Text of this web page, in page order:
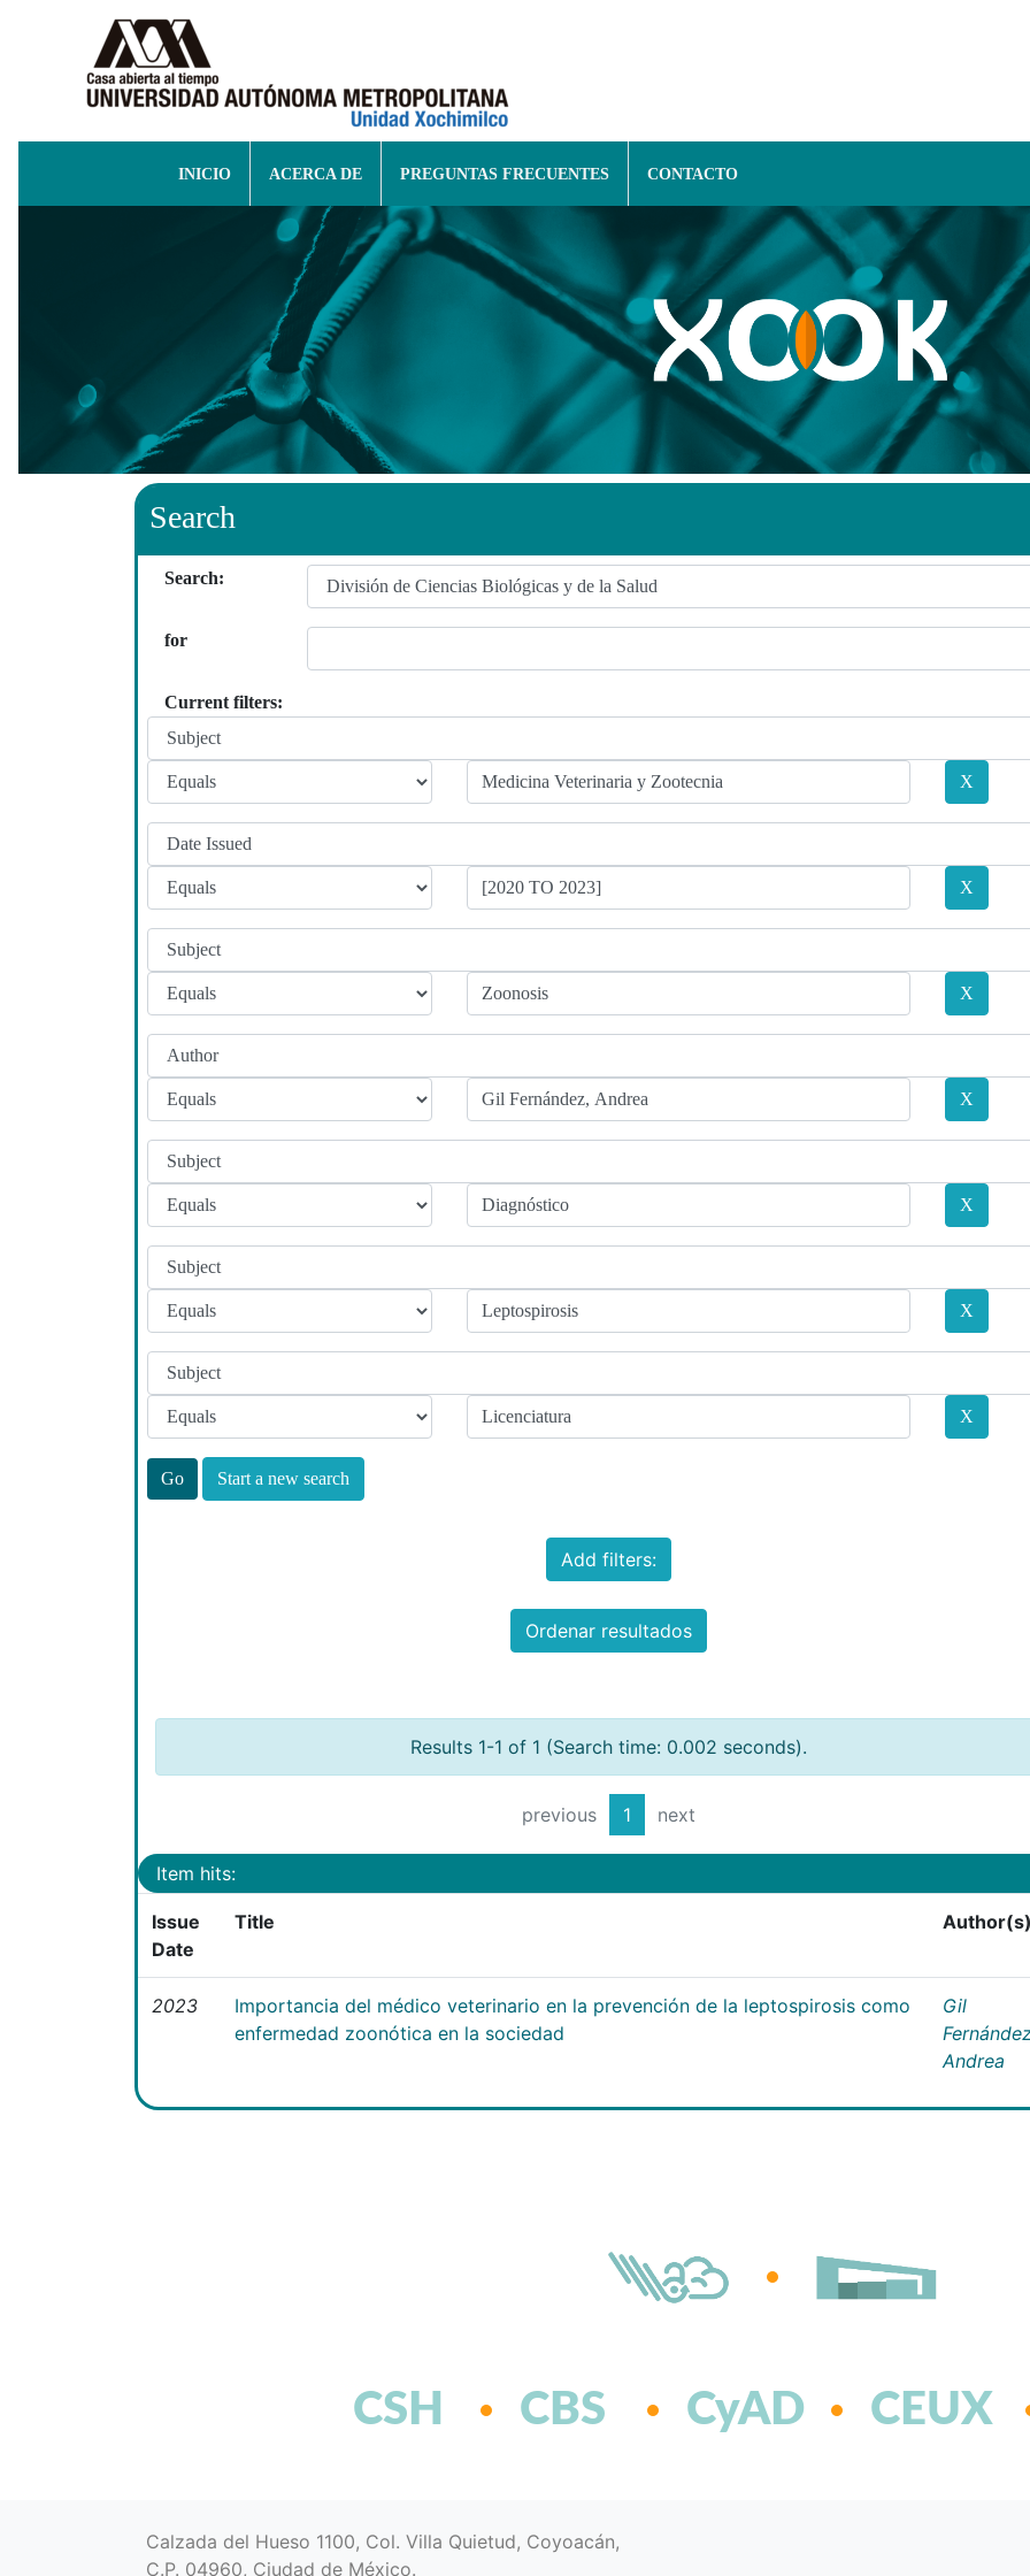
INICIO ACERCA DE PREGUNTAS FRECUENTES CONTACTO
Search
Search:
for
Current filters:
Start a new search
Add filters:
Ordenar resultados
Results 1-1 of 1 (Search time: 0.002 seconds).
previous 1 next
Item hits:
Issue
Date
Title
2023
Importancia del médico veterinario en la prevención de la leptospirosis como
enfermedad zoonótica en la sociedad
Gil
Andrea
CSH CBS CyAD CEUX
Calzada del Hueso 1100, Col. Villa Quietud, Coyoacán,
C.P. 04960, Ciudad de México.